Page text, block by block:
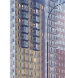
Разрешение на
Разрешение на
Разрешение на
Разрешение на
Разрешение на
Разрешение на
Разрешение на
Разрешение на
Разрешение на